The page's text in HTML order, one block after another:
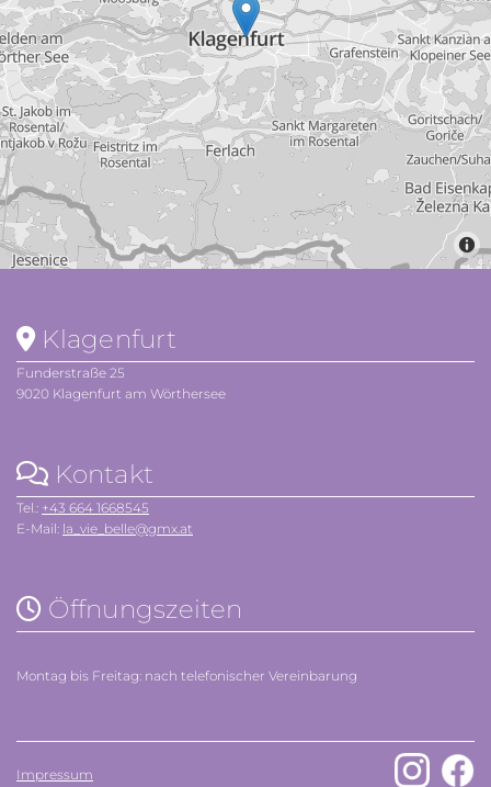
 Klagenfurt
Funderstraße 25
9020 Klagenfurt am Wörthersee
 Kontakt
Tel.: +43 664 1668545
E-Mail: la_vie_belle@gmx.at
 Öffnungszeiten
Montag bis Freitag: nach telefonischer Vereinbarung
Impressum